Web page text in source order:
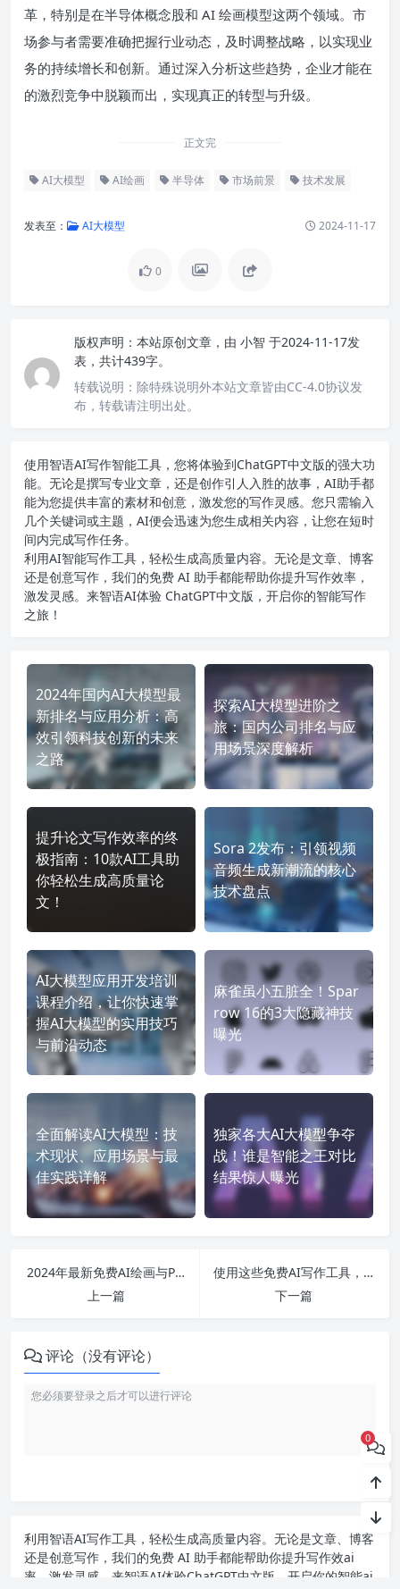
革，特别是在半导体概念股和 AI 绘画模型这两个领域。市
场参与者需要准确把握行业动态，及时调整战略，以实现业
务的持续增长和创新。通过深入分析这些趋势，企业才能在
的激烈竞争中脱颖而出，实现真正的转型与升级。
正文完
AI大模型 AI绘画 半导体 市场前景 技术发展
发表至： AI大模型 2024-11-17
0
版权声明： 本站原创文章，由 小智 于2024-11-17发
表，共计439字。
转载说明： 除特殊说明外本站文章皆由CC-4.0协议发
布，转载请注明出处。
使用智语AI写作智能工具，您将体验到ChatGPT中文版的强大功
能。无论是撰写专业文章，还是创作引人入胜的故事，AI助手都
能为您提供丰富的素材和创意，激发您的写作灵感。您只需输入
几个关键词或主题，AI便会迅速为您生成相关内容，让您在短时
间内完成写作任务。
利用AI智能写作工具，轻松生成高质量内容。无论是文章、博客
还是创意写作，我们的免费 AI 助手都能帮助你提升写作效率，
激发灵感。来智语AI体验 ChatGPT中文版 ，开启你的智能写作
之旅！
2024年国内AI大模型最
新排名与应用分析：高
效引领科技创新的未来
之路
探索AI大模型进阶之
旅：国内公司排名与应
用场景深度解析
提升论文写作效率的终
极指南：10款AI工具助
你轻松生成高质量论
文！
Sora 2发布：引领视频
音频生成新潮流的核心
技术盘点
AI大模型应用开发培训
课程介绍，让你快速掌
握AI大模型的实用技巧
与前沿动态
麻雀虽小五脏全！Spar
row 16的3大隐藏神技
曝光
全面解读AI大模型：技
术现状、应用场景与最
佳实践详解
独家各大AI大模型争夺
战！谁是智能之王对比
结果惊人曝光
2024年最新免费AI绘画与PPT生成工具推荐：轻松实用的AI应用全攻略
上一篇
使用这些免费AI写作工具，助你轻松生成优质文案，解决写作难题！
下一篇
评论（没有评论）
利用智语AI写作工具，轻松生成高质量内容。无论是文章、博客
还是创意写作，我们的免费 AI 助手都能帮助你提升写作效ai
率，激发灵感。来智语AI体验ChatGPT中文版 ，开启你的智能ai
0